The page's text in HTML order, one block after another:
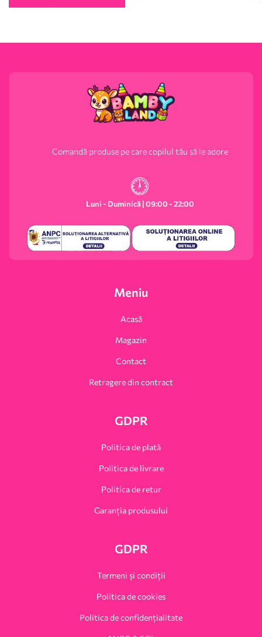
Comandă produse pe care copilul tău să le adore
Luni - Duminică | 09:00 - 22:00
Meniu
Acasă
Magazin
Contact
Retragere din contract
GDPR
Politica de plată
Politica de livrare
Politica de retur
Garanția produsului
GDPR
Termeni și condiții
Politica de cookies
Politica de confidențialitate